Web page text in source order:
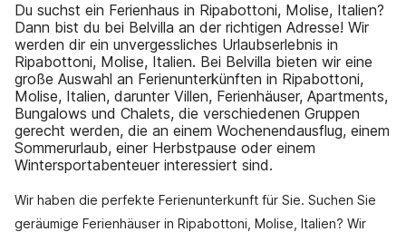
Du suchst ein Ferienhaus in Ripabottoni, Molise, Italien?
Dann bist du bei Belvilla an der richtigen Adresse! Wir
werden dir ein unvergessliches Urlaubserlebnis in
Ripabottoni, Molise, Italien. Bei Belvilla bieten wir eine
große Auswahl an Ferienunterkünften in Ripabottoni,
Molise, Italien, darunter Villen, Ferienhäuser, Apartments,
Bungalows und Chalets, die verschiedenen Gruppen
gerecht werden, die an einem Wochenendausflug, einem
Sommerurlaub, einer Herbstpause oder einem
Wintersportabenteuer interessiert sind.
Wir haben die perfekte Ferienunterkunft für Sie. Suchen Sie
geräumige Ferienhäuser in Ripabottoni, Molise, Italien? Wir